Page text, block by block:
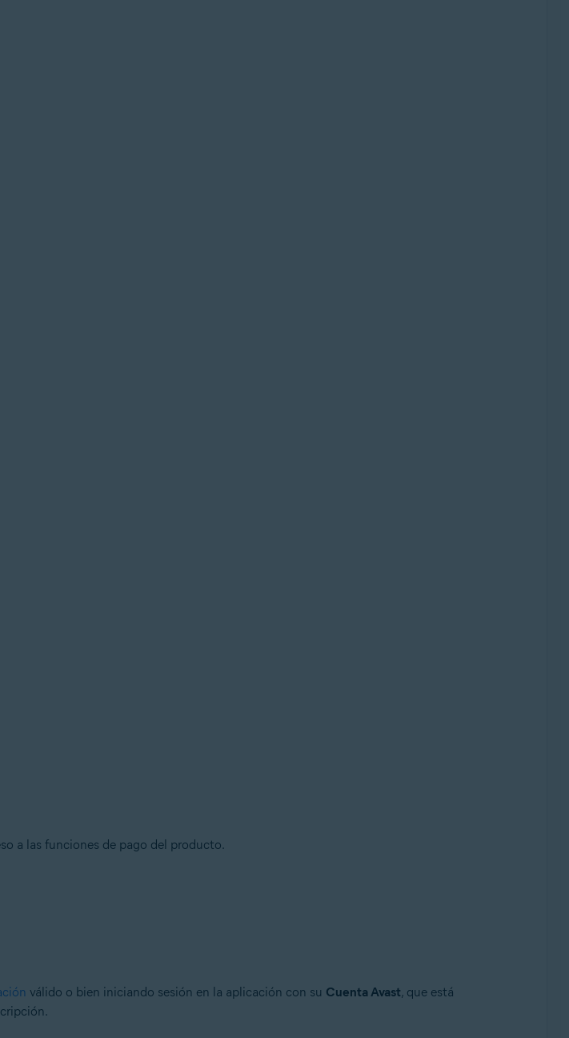
a las funciones de pago del producto.
válido o bien iniciando sesión en la aplicación con su Cuenta Avast, que está